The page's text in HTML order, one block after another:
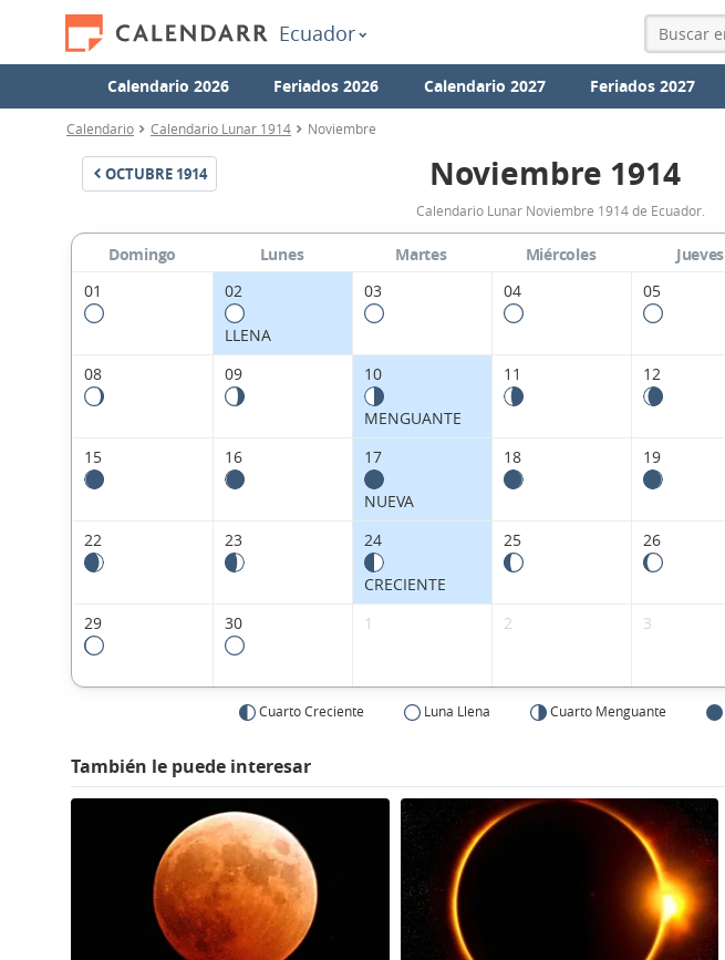
Ecuador
Calendario 2026 Feriados 2026 Calendario 2027 Feriados 2027
Calendario Calendario Lunar 1914 Noviembre
OCTUBRE 1914
Calendario
Lunar
Noviembre
Ecuador.
Noviembre 1914
Calendario Lunar Noviembre 1914 de Ecuador.
Domingo Lunes Martes Miércoles Jueves
01
02
LLENA
03 04 05
08 09 10
MENGUANTE
11 12
15 16 17
NUEVA
18 19
22 23 24
CRECIENTE
25 26
29 30 1 2 3
Cuarto Creciente Luna Llena Cuarto Menguante
También le puede interesar